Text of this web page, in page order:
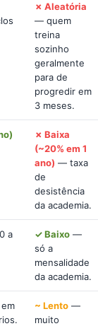
✗ Aleatória
— quem
treina
sozinho
geralmente
para de
progredir em
3 meses.
✗ Baixa
(~20% em 1
ano) — taxa
de
desistência
da academia.
a
✓ Baixo —
só a
mensalidade
da academia.
em
~ Lento —
muito